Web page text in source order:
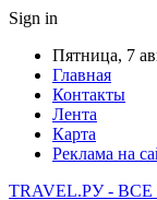
Sign in
Пятница, 7
Главная
Контакты
Лента
Карта
Реклама на
TRAVEL.РУ -